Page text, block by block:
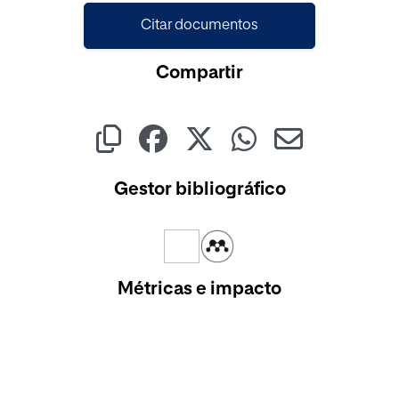
Citar documentos
Compartir
Gestor bibliográfico
Métricas e impacto